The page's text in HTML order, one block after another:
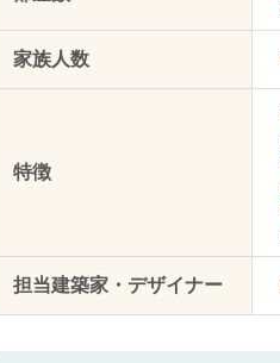
家族人数
特徴
担当建築家・デザイナー